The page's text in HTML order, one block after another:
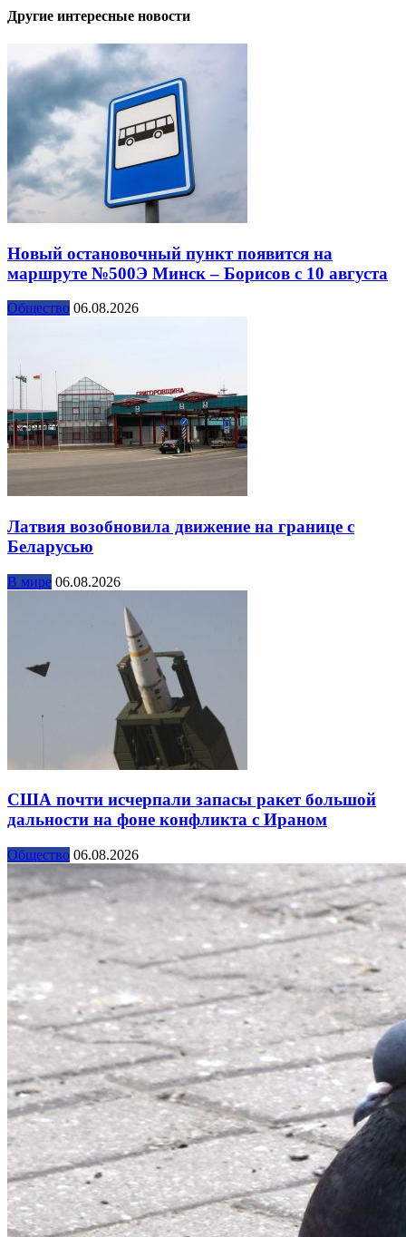
Другие интересные новости
Новый остановочный пункт появится на
маршруте №500Э Минск – Борисов с 10 августа
Общество 06.08.2026
Латвия возобновила движение на границе с
Беларусью
В мире 06.08.2026
США почти исчерпали запасы ракет большой
дальности на фоне конфликта с Ираном
Общество 06.08.2026